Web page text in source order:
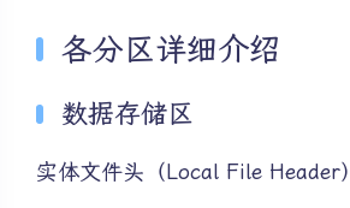
各分区详细介绍
数据存储区
实体文件头（Local File Header）